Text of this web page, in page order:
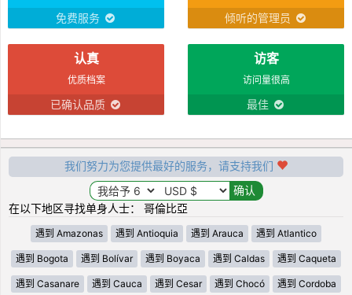
免费服务 倾听的管理员
认真
优质档案
已确认品质
访客
访问量很高
最佳
我们努力为您提供最好的服务，请支持我们
在以下地区寻找单身人士： 哥倫比亞
遇到 Amazonas 遇到 Antioquia 遇到 Arauca 遇到 Atlantico
遇到 Bogota 遇到 Bolívar 遇到 Boyaca 遇到 Caldas 遇到 Caqueta
遇到 Casanare 遇到 Cauca 遇到 Cesar 遇到 Chocó 遇到 Cordoba